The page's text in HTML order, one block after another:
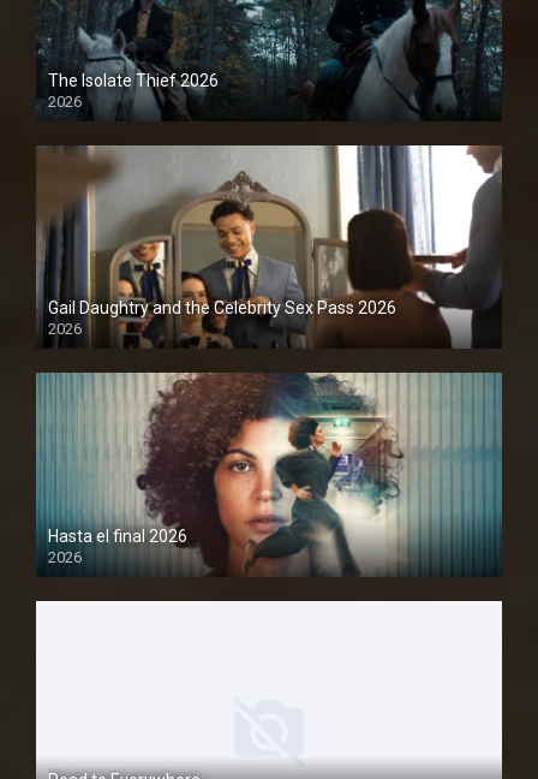
The Isolate Thief 2026
2026
1080P
Gail Daughtry and the Celebrity Sex Pass 2026
2026
1080P
Hasta el final 2026
2026
1080P